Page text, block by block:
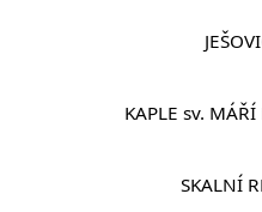
KAPLE sv.
SKALNÍ